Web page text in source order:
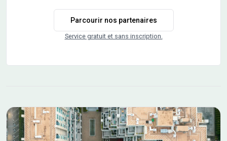
Parcourir nos partenaires
Service gratuit et sans inscription.